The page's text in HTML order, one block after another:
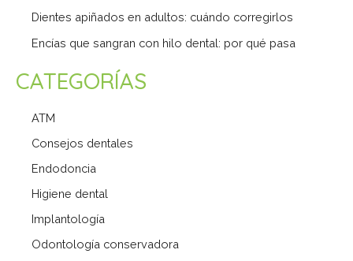
Dientes apiñados en adultos: cuándo corregirlos
Encías que sangran con hilo dental: por qué pasa
CATEGORÍAS
ATM
Consejos dentales
Endodoncia
Higiene dental
Implantología
Odontología conservadora